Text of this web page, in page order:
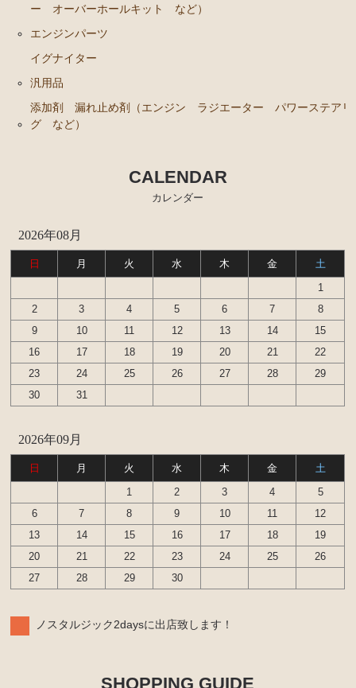
ー オーバーホールキット など）
エンジンパーツ
イグナイター
汎用品
添加剤 漏れ止め剤（エンジン ラジエーター パワーステアリ
グ など）
CALENDAR
カレンダー
2026年08月
日 月 火 水 木 金
土
1
2
3 4 5 6 7
8
9
10 11 12 13 14
15
16
17 18 19 20 21
22
23
24 25 26 27 28
29
30
31
2026年09月
日 月 火 水 木 金
土
1
2 3 4
5
6
7 8 9 10 11
12
13
14 15 16 17 18
19
20
21 22 23 24 25
26
27
28 29 30
ノスタルジック2daysに出店致します！
SHOPPING GUIDE